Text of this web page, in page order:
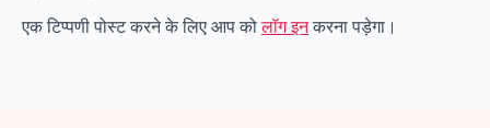
एक टिप्पणी पोस्ट करने के लिए आप कोलॉग इनकरना पड़ेगा।